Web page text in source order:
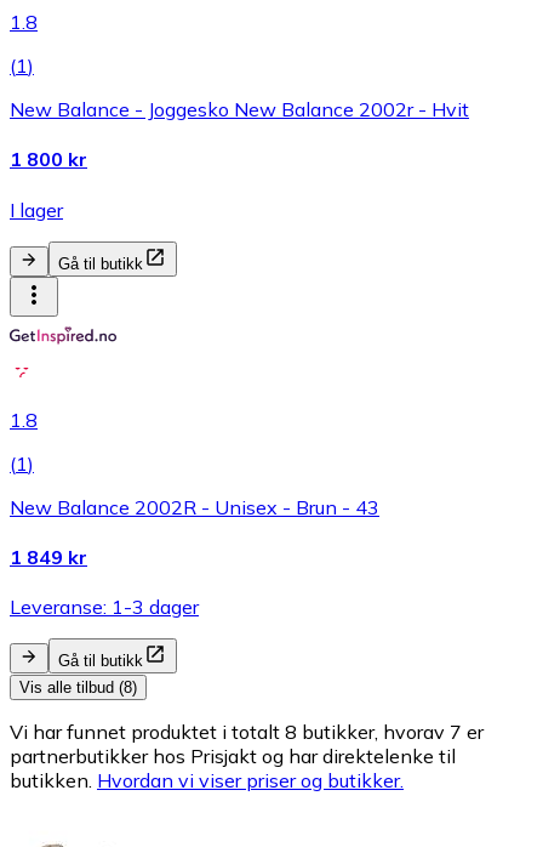
1.8
(1)
New Balance - Joggesko New Balance 2002r - Hvit
1 800 kr
I lager
Gå til butikk
1.8
(1)
New Balance 2002R - Unisex - Brun - 43
1 849 kr
Leveranse: 1-3 dager
Gå til butikk
Vis alle tilbud (8)
Vi har funnet produktet i totalt 8 butikker, hvorav 7 er
partnerbutikker hos Prisjakt og har direktelenke til
butikken. Hvordan vi viser priser og butikker.